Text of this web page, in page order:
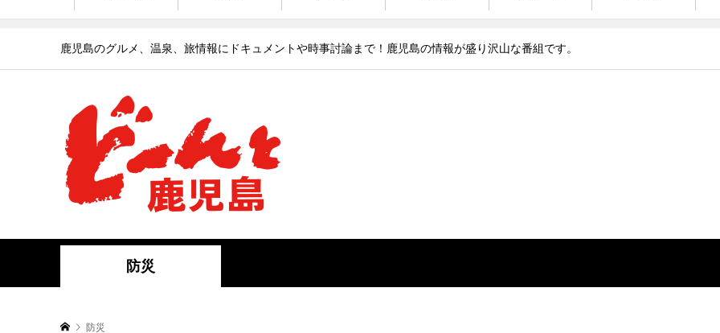
鹿児島のグルメ、温泉、旅情報にドキュメントや時事討論まで！鹿児島の情報が盛り沢山な番組です。
防災
防災